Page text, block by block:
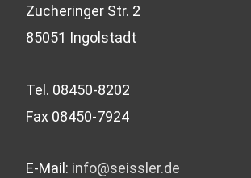
Zucheringer Str. 2
85051 Ingolstadt
Tel. 08450-8202
Fax 08450-7924
E-Mail: info@seissler.de